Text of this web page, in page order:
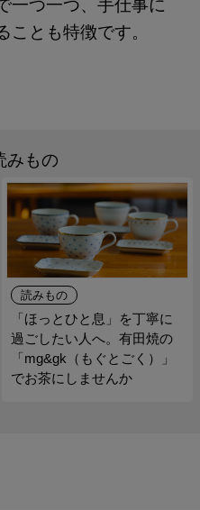
一つ一つ、手仕事に
ことも特徴です。
みもの
読みもの
「ほっとひと息」を丁寧に
過ごしたい人へ。有田焼の
「mg&gk（もぐとごく）」
でお茶にしませんか